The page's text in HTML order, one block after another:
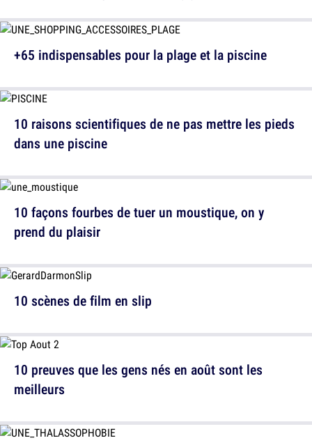
+65 indispensables pour la plage et la piscine
10 façons fourbes de tuer un moustique, on y
prend du plaisir
10 preuves que les gens nés en août sont les
meilleurs
10 raisons scientifiques de ne pas mettre les pieds
dans une piscine
10 scènes de film en slip